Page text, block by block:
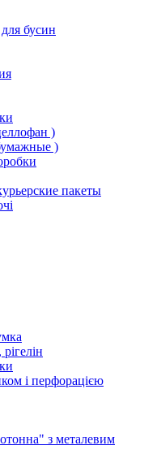
бусин
)
)
пакеты
і перфорацією
з металевим